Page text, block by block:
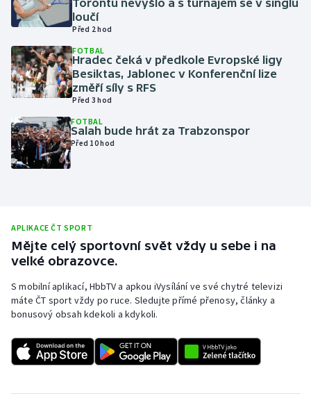
Lyže a snowboard
Motorsport
Olympijské hry
Parasport
Plavání
Rychlostní kanoistika
Short track
Torontu nevyšlo a s turnajem se v singlu
loučí
Před 2 hod
FOTBAL
Hradec čeká v předkole Evropské ligy
Besiktas, Jablonec v Konferenční lize
změří síly s RFS
Před 3 hod
FOTBAL
Salah bude hrát za Trabzonspor
Před 10 hod
APLIKACE ČT SPORT
Mějte celý sportovní svět vždy u sebe i na
velké obrazovce.
S mobilní aplikací, HbbTV a apkou iVysílání ve své chytré televizi
máte ČT sport vždy po ruce. Sledujte přímé přenosy, články a
bonusový obsah kdekoli a kdykoli.